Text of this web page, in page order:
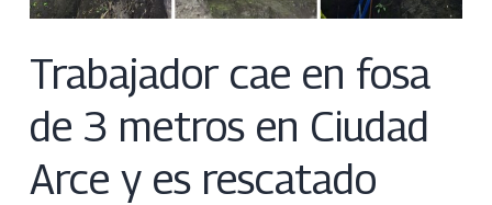
Trabajador cae en fosa
de 3 metros en Ciudad
Arce y es rescatado